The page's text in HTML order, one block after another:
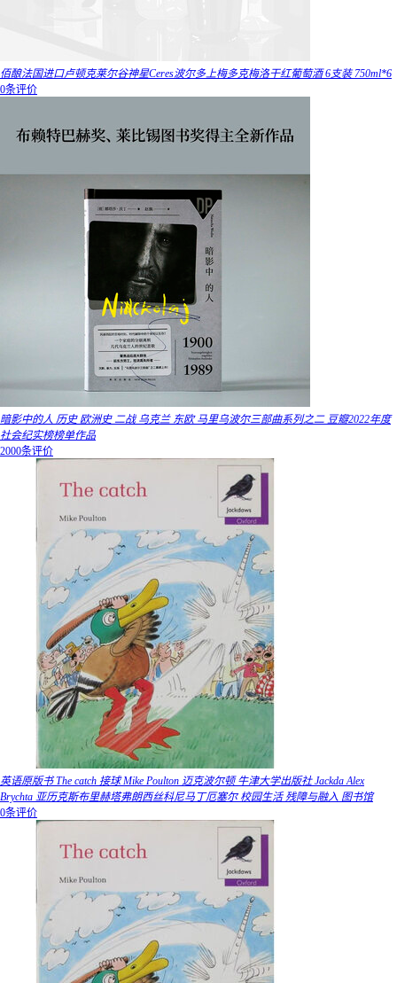
佰酿法国进口卢顿克莱尔谷神星Ceres波尔多上梅多克梅洛干红葡萄酒 6支装 750ml*6
0条评价
暗影中的人 历史 欧洲史 二战 乌克兰 东欧 马里乌波尔三部曲系列之二 豆瓣2022年度
社会纪实榜榜单作品
2000条评价
英语原版书 The catch 接球 Mike Poulton 迈克波尔顿 牛津大学出版社 Jackda Alex
Brychta 亚历克斯布里赫塔弗朗西丝科尼马丁厄塞尔 校园生活 残障与融入 图书馆
0条评价